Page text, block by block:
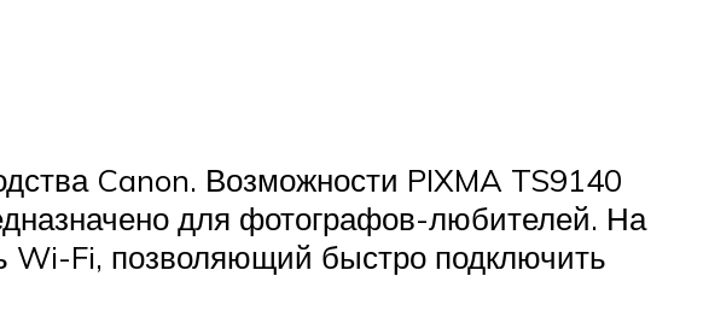
Canon. Возможности PIXMA TS9140
для фотографов-любителей. На
Wi-Fi, позволяющий быстро подключить